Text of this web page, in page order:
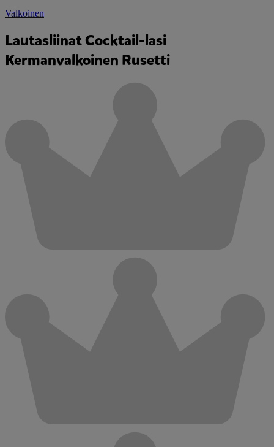
Valkoinen
Lautasliinat Cocktail-lasi
Kermanvalkoinen Rusetti